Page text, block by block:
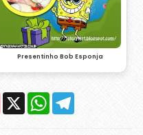
Presentinho Bob Esponja
Pinterest
X WhatsApp